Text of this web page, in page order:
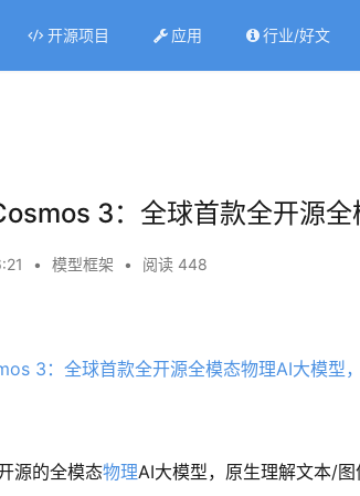
开源项目 应用 行业/好文
3：全球首款全开源
• 模型框架 • 阅读 448
源的全模态物理AI大模型，原生理解文本/